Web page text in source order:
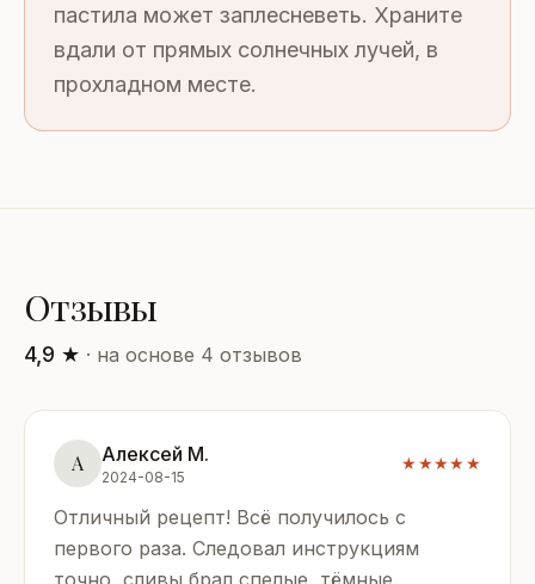
пастила может заплесневеть. Храните
вдали от прямых солнечных лучей, в
прохладном месте.
Отзывы
4,9 ★ · на основе 4 отзывов
А Алексей М.
2024-08-15
★★★★★
Отличный рецепт! Всё получилось с
первого раза. Следовал инструкциям
точно, сливы брал спелые, тёмные.